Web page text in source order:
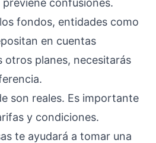
confusiones.
fondos, entidades como
en cuentas
otros planes, necesitarás
son reales. Es importante
y condiciones.
te ayudará a tomar una